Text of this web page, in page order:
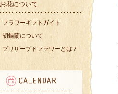
お花について
フラワーギフトガイド
胡蝶蘭について
プリザーブドフラワーとは？